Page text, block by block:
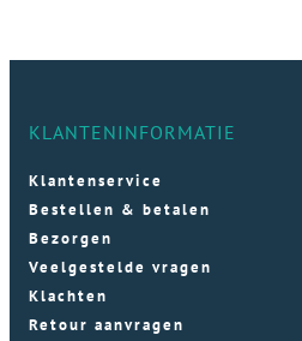
KLANTENINFORMATIE
Klantenservice
Bestellen & betalen
Bezorgen
Veelgestelde vragen
Klachten
Retour aanvragen